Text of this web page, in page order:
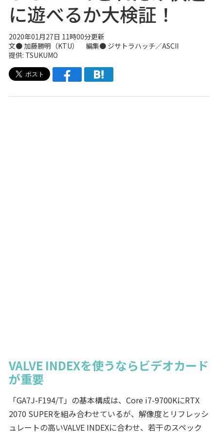
に遊べるか大検証！
2020年01月27日 11時00分更新
文● 加藤勝明（KTU） 編集● ジサトラハッチ／ASCII
提供: TSUKUMO
VALVE INDEXを使うならビデオカード
が重要
「GA7J-F194/T」の基本構成は、Core i7-9700KにRTX
2070 SUPERを組み合わせているが、解像度とリフレッシ
ュレートの高いVALVE INDEXに合わせ、若干のスペック